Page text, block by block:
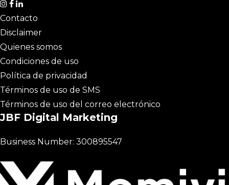
Contacto
Disclaimer
Quienes somos
Condiciones de uso
Política de privacidad
Términos de uso de SMS
Términos de uso del correo electrónico
JBF Digital Marketing
Business Number: 300895547